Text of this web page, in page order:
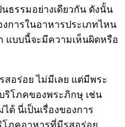
ธรรมอย่างเดียวกัน ดังนั้น
การในอาหารประเภทไหน
แบบนี้จะมีความเห็นผิดหรือ
อร่อย ไม่มีเลย แต่มีพระ
ริโภคของพระภิกษุ เช่น
ด้ นี่เป็นเรื่องของการ
ภคอาหารที่มีรสอร่อย